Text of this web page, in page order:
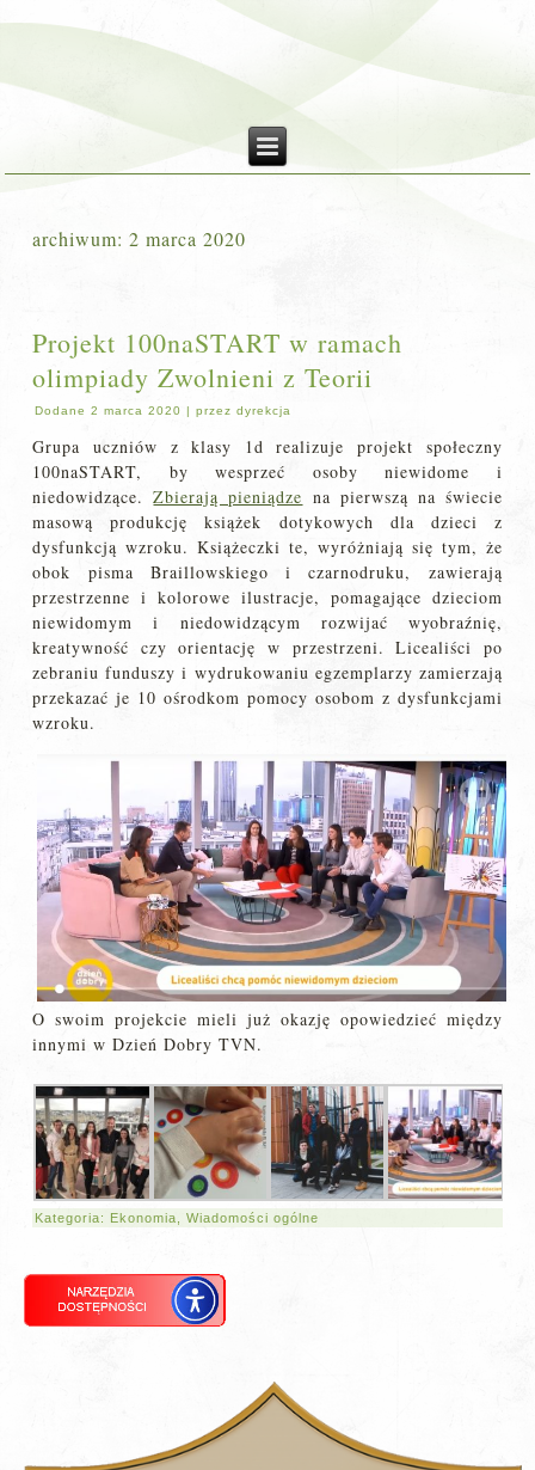
archiwum:2 marca 2020
Projekt 100naSTART w ramach
olimpiady Zwolnieni z Teorii
Dodane 2 marca 2020 |przez dyrekcja
Grupa uczniów z klasy 1d realizuje projekt społeczny
100naSTART, by wesprzeć osoby niewidome i
niedowidzące.Zbierają pieniądze na pierwszą na świecie
masową produkcję książek dotykowych dla dzieci z
dysfunkcją wzroku. Książeczki te, wyróżniają się tym, że
obok pisma Braillowskiego i czarnodruku, zawierają
przestrzenne i kolorowe ilustracje, pomagające dzieciom
niewidomym i niedowidzącym rozwijać wyobraźnię,
kreatywność czy orientację w przestrzeni. Licealiści po
zebraniu funduszy i wydrukowaniu egzemplarzy zamierzają
przekazać je 10 ośrodkom pomocy osobom z dysfunkcjami
wzroku.
O swoim projekcie mieli już okazję opowiedzieć między
innymi w Dzień Dobry TVN.
Kategoria: Ekonomia ,Wiadomości ogólne